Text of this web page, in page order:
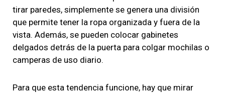
tirar paredes, simplemente se genera una división
que permite tener la ropa organizada y fuera de la
vista. Además, se pueden colocar gabinetes
delgados detrás de la puerta para colgar mochilas o
camperas de uso diario.
Para que esta tendencia funcione, hay que mirar